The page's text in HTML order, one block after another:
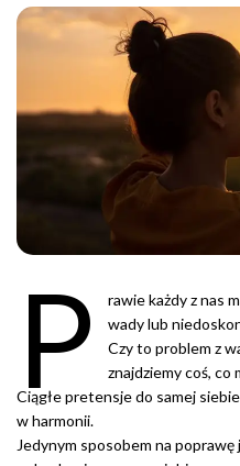
P
rawie każdy z nas
wady lub
Czy to problem z
znajdziemy coś, co
Ciągłe pretensje do samej
w harmonii.
Jedynym sposobem na